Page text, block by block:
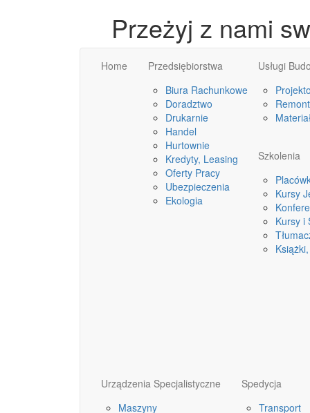
Przeżyj z nami
Home
Przedsiębiorstwa
Biura Rachunkowe
Doradztwo
Drukarnie
Handel
Hurtownie
Kredyty, Leasing
Oferty Pracy
Ubezpieczenia
Ekologia
Usługi
Szkolenia
Kursy
Kursy i
Urządzenia Specjalistyczne
Maszyny
Spedycja
Transport